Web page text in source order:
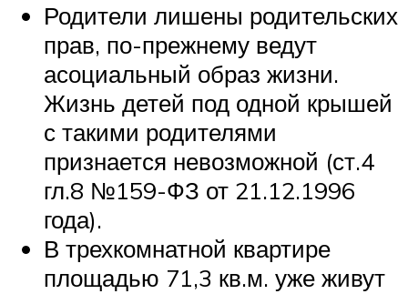
Родители лишены родительских
прав, по-прежнему ведут
асоциальный образ жизни.
Жизнь детей под одной крышей
с такими родителями
признается невозможной (ст.4
гл.8 №159-ФЗ от 21.12.1996
года).
В трехкомнатной квартире
площадью 71,3 кв.м. уже живут